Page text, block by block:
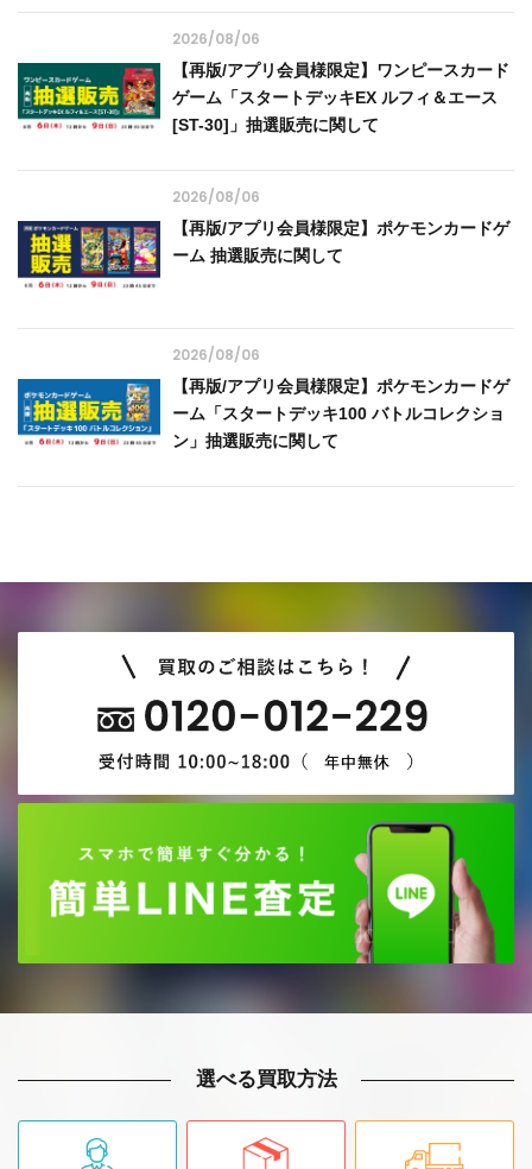
2026/08/06
【再版/アプリ会員様限定】ワンピースカード
ゲーム「スタートデッキEX ルフィ＆エース
[ST-30]」抽選販売に関して
2026/08/06
【再版/アプリ会員様限定】ポケモンカードゲ
ーム 抽選販売に関して
2026/08/06
【再版/アプリ会員様限定】ポケモンカードゲ
ーム「スタートデッキ100 バトルコレクショ
ン」抽選販売に関して
選べる買取方法